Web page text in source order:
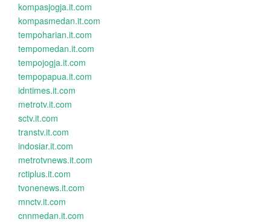
kompasjogja.it.com
kompasmedan.it.com
tempoharian.it.com
tempomedan.it.com
tempojogja.it.com
tempopapua.it.com
idntimes.it.com
metrotv.it.com
sctv.it.com
transtv.it.com
indosiar.it.com
metrotvnews.it.com
rctiplus.it.com
tvonenews.it.com
mnctv.it.com
cnnmedan.it.com